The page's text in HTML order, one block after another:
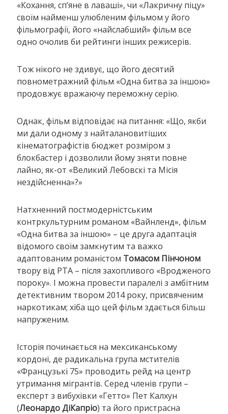
«Кохання, сп’яне в лаваші», чи «Лакричну піцу»
своїм найменш улюбленим фільмом у його
фільмографії, його «найслабший» фільм все
одно очолив би рейтинги інших режисерів.
Тож нікого не здивує, що його десятий
повнометражний фільм «Одна битва за іншою»
продовжує вражаючу переможну серію.
Однак, фільм відповідає на питання: «Що, якби
ми дали одному з найталановитіших
кінематографістів бюджет розміром з
блокбастер і дозволили йому зняти повне
лайно, як-от «Великий Лебовскі та Місія
нездійсненна»?»
Натхненний постмодерністським
контркультурним романом «Вайнленд», фільм
«Одна битва за іншою» – це друга адаптація
відомого своїм замкнутим та важко
адаптованим романістом Томасом Пінчоном
твору від PTA – після захопливого «Вродженого
пороку». І можна провести паралелі з амбітним
детективним твором 2014 року, присвяченим
наркотикам; хіба що цей фільм здається більш
напруженим.
Історія починається на мексиканському
кордоні, де радикальна група мстителів
«Французькі 75» проводить рейд на центр
утримання мігрантів. Серед членів групи –
експерт з вибухівки «Гетто» Пет Калхун
(Леонардо ДіКапріо) та його пристрасна